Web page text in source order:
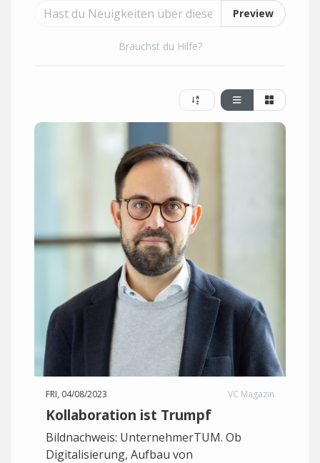
Preview
Brauchst du Hilfe?
FRI, 04/08/2023 VC Magazin
Kollaboration ist Trumpf
Bildnachweis: UnternehmerTUM. Ob
Digitalisierung, Aufbau von